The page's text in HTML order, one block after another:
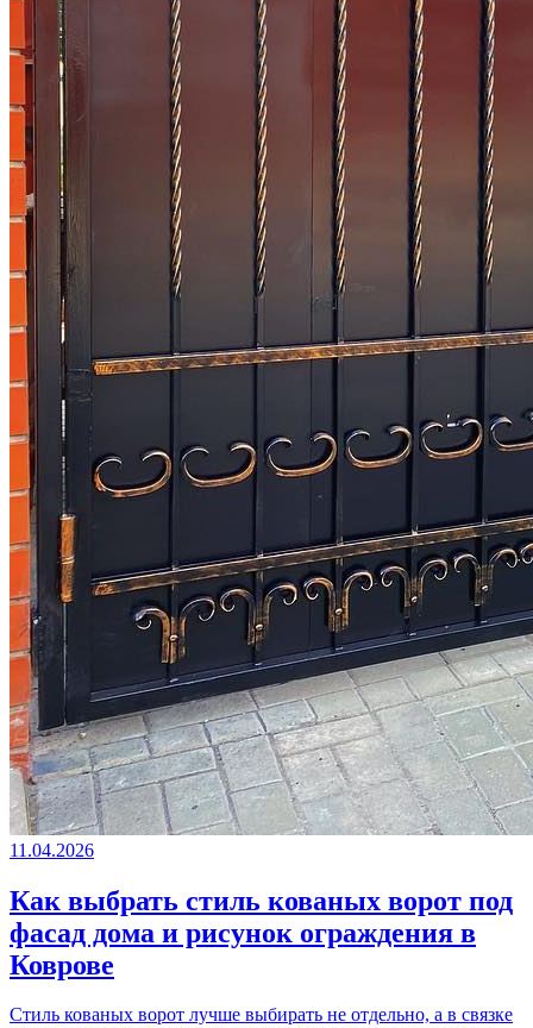
11.04.2026
Как выбрать стиль кованых ворот под
фасад дома и рисунок ограждения в
Коврове
Стиль кованых ворот лучше выбирать не отдельно, а в связке